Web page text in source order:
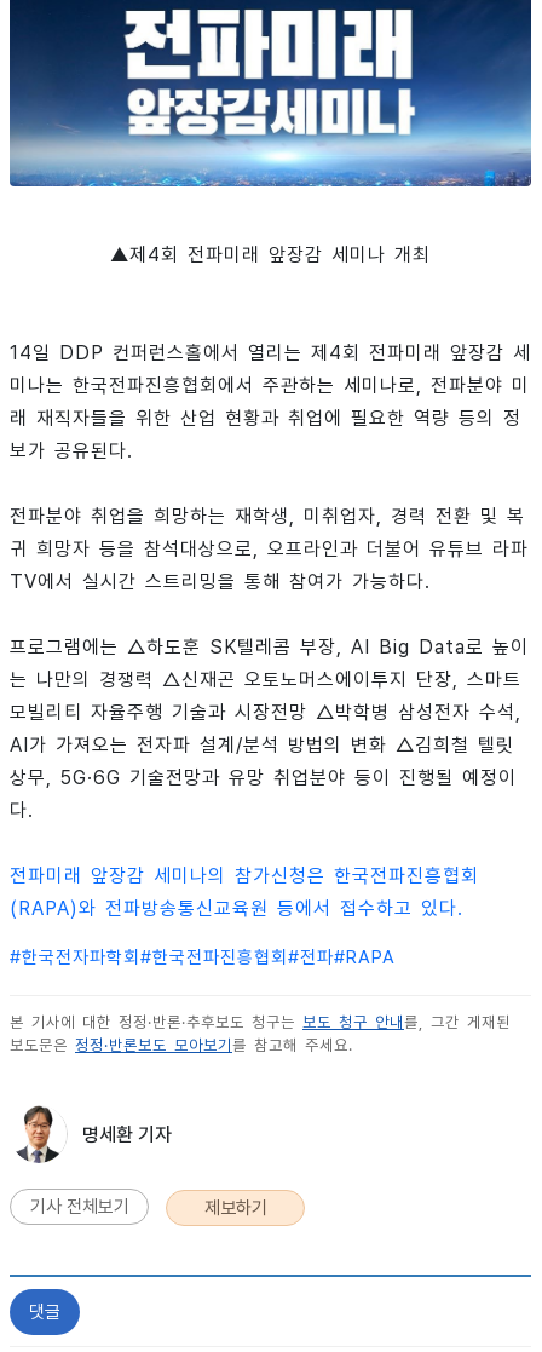
▲제4회 전파미래 앞장감 세미나 개최
14일 DDP 컨퍼런스홀에서 열리는 제4회 전파미래 앞장감 세
미나는 한국전파진흥협회에서 주관하는 세미나로, 전파분야 미
래 재직자들을 위한 산업 현황과 취업에 필요한 역량 등의 정
보가 공유된다.
전파분야 취업을 희망하는 재학생, 미취업자, 경력 전환 및 복
귀 희망자 등을 참석대상으로, 오프라인과 더불어 유튜브 라파
TV에서 실시간 스트리밍을 통해 참여가 가능하다.
프로그램에는 △하도훈 SK텔레콤 부장, AI Big Data로 높이
는 나만의 경쟁력 △신재곤 오토노머스에이투지 단장, 스마트
모빌리티 자율주행 기술과 시장전망 △박학병 삼성전자 수석,
AI가 가져오는 전자파 설계/분석 방법의 변화 △김희철 텔릿
상무, 5G·6G 기술전망과 유망 취업분야 등이 진행될 예정이
다.
전파미래 앞장감 세미나의 참가신청은 한국전파진흥협회
(RAPA)와 전파방송통신교육원 등에서 접수하고 있다.
#한국전자파학회 #한국전파진흥협회 #전파#RAPA
본 기사에 대한 정정·반론·추후보도 청구는 보도 청구 안내 를, 그간 게재된
보도문은 정정·반론보도 모아보기 를 참고해 주세요.
명세환 기자
기사 전체보기 제보하기
댓글